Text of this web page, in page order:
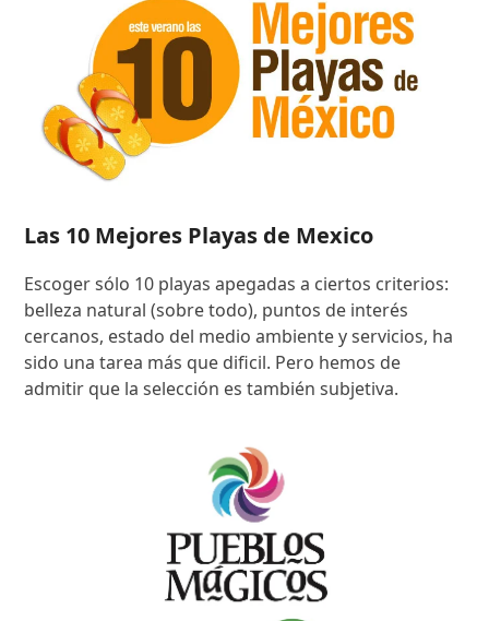
Las 10 Mejores Playas de Mexico
Escoger sólo 10 playas apegadas a ciertos criterios:
belleza natural (sobre todo), puntos de interés
cercanos, estado del medio ambiente y servicios, ha
sido una tarea más que dificil. Pero hemos de
admitir que la selección es también subjetiva.